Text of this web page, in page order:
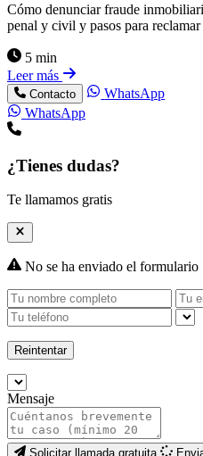
Cómo denunciar fraude
penal y civil y pasos para
5 min
Leer más
Contacto
WhatsApp
WhatsApp
¿Tienes dudas?
Te llamamos gratis
No se ha enviado el formulario
Reintentar
Mensaje
Solicitar llamada gratuita